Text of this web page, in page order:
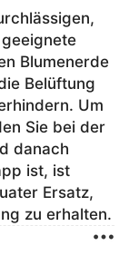
Blumenerde
Belüftung
Um
Sie bei der
danach
ist, ist
Ersatz,
zu erhalten.